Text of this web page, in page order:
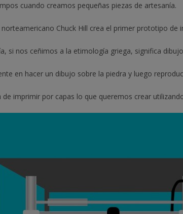
cuando creamos pequeñas piezas de artesanía.
Chuck Hill crea el primer prototipo
si nos ceñimos a la etimología griega, significa
en hacer un dibujo sobre la piedra y luego
imprimir por capas lo que queremos crear